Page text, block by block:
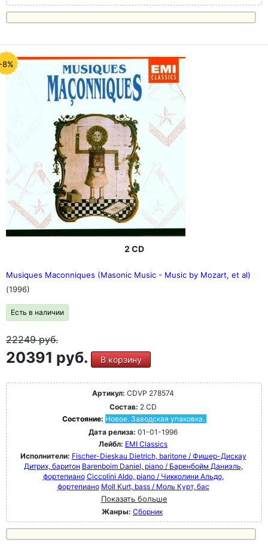
8%
2 CD
Musiques Maconniques (Masonic Music - Music by Mozart, et al)
(1996)
Есть в наличии
22249руб.
20391 руб. В корзину
Артикул: CDVP 278574
Состав: 2 CD
Состояние: Новое. Заводская упаковка.
Дата релиза: 01-01-1996
Лейбл: EMI Classics
Исполнители: Fischer-Dieskau Dietrich, baritone / Фишер-Дискау
Дитрих, баритон Barenboim Daniel, piano / Баренбойм Даниэль,
фортепиано Ciccolini Aldo, piano / Чикколини Альдо,
фортепиано Moll Kurt, bass / Моль Курт, бас
Показать больше
Жанры: Сборник